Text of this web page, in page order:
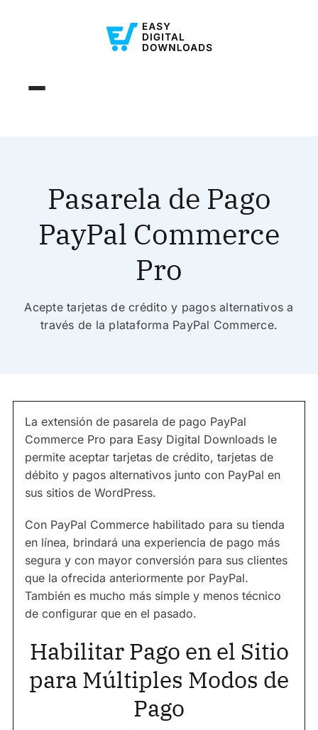
Pasarela de Pago
PayPal Commerce
Pro
Acepte tarjetas de crédito y pagos alternativos a
través de la plataforma PayPal Commerce.
La extensión de pasarela de pago PayPal
Commerce Pro para Easy Digital Downloads le
permite aceptar tarjetas de crédito, tarjetas de
débito y pagos alternativos junto con PayPal en
sus sitios de WordPress.
Con PayPal Commerce habilitado para su tienda
en línea, brindará una experiencia de pago más
segura y con mayor conversión para sus clientes
que la ofrecida anteriormente por PayPal.
También es mucho más simple y menos técnico
de configurar que en el pasado.
Habilitar Pago en el Sitio
para Múltiples Modos de
Pago